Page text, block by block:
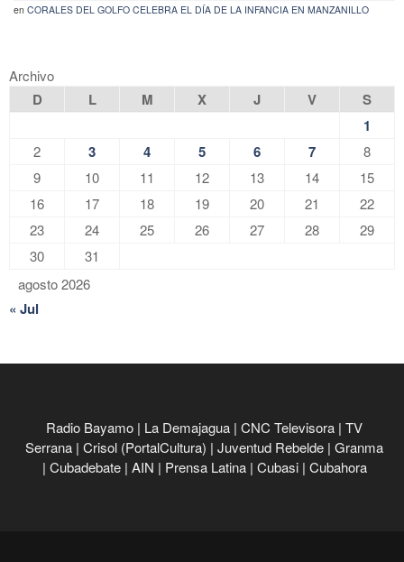
en CORALES DEL GOLFO CELEBRA EL DÍA DE LA INFANCIA EN MANZANILLO
Archivo
agosto 2026
D L M X J V
S
1
2 3 4 5 6 7
8
9
10 11 12 13 14
15
16
17 18 19 20 21
22
23
24 25 26 27 28
29
30
31
« Jul
Radio Bayamo | La Demajagua | CNC Televisora | TV
Serrana | Crisol (PortalCultura) | Juventud Rebelde | Granma
| Cubadebate | AIN | Prensa Latina | Cubasi | Cubahora